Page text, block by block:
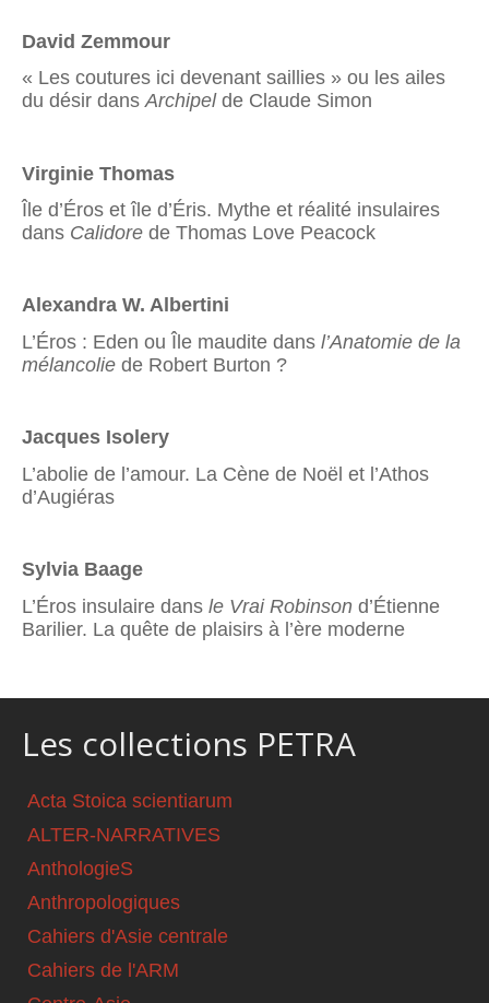
David Zemmour
« Les coutures ici devenant saillies » ou les ailes
du désir dans Archipelde Claude Simon
Virginie Thomas
Île d’Éros et île d’Éris. Mythe et réalité insulaires
dans Calidore de Thomas Love Peacock
Alexandra W. Albertini
L’Éros : Eden ou Île maudite dans l’Anatomie de la
mélancolie de Robert Burton ?
Jacques Isolery
L’abolie de l’amour. La Cène de Noël et l’Athos
d’Augiéras
Sylvia Baage
L’Éros insulaire dans le Vrai Robinson d’Étienne
Barilier. La quête de plaisirs à l’ère moderne
Les collections PETRA
Acta Stoica scientiarum
ALTER-NARRATIVES
AnthologieS
Anthropologiques
Cahiers d'Asie centrale
Cahiers de l'ARM